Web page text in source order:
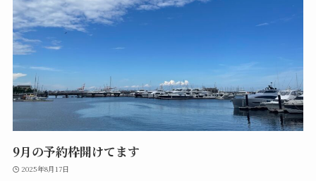
9月の予約枠開けてます
2025年8月17日